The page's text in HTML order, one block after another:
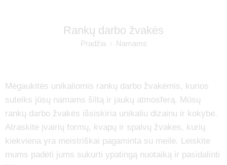
Rankų darbo žvakės
Pradžia Namams
Mėgaukitės unikaliomis rankų darbo žvakėmis, kurios
suteiks jūsų namams šiltą ir jaukų atmosferą. Mūsų
rankų darbo žvakės išsiskiria unikaliu dizainu ir kokybe.
Atraskite įvairių formų, kvapų ir spalvų žvakes, kurių
kiekviena yra meistriškai pagaminta su meile. Leiskite
mums padėti jums sukurti ypatingą nuotaiką ir pasidalinti